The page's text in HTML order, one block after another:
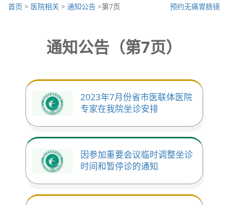
首页 > 医院相关 > 通知公告 >第7页 预约无痛胃肠镜
通知公告（第7页）
2023年7月份省市医联体医院
专家在我院坐诊安排
因参加重要会议临时调整坐诊
时间和暂停诊的通知